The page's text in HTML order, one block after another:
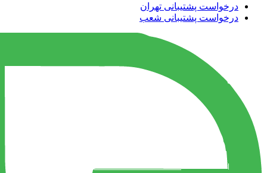
درخواست پشتیبانی تهران
درخواست پشتیبانی شعب